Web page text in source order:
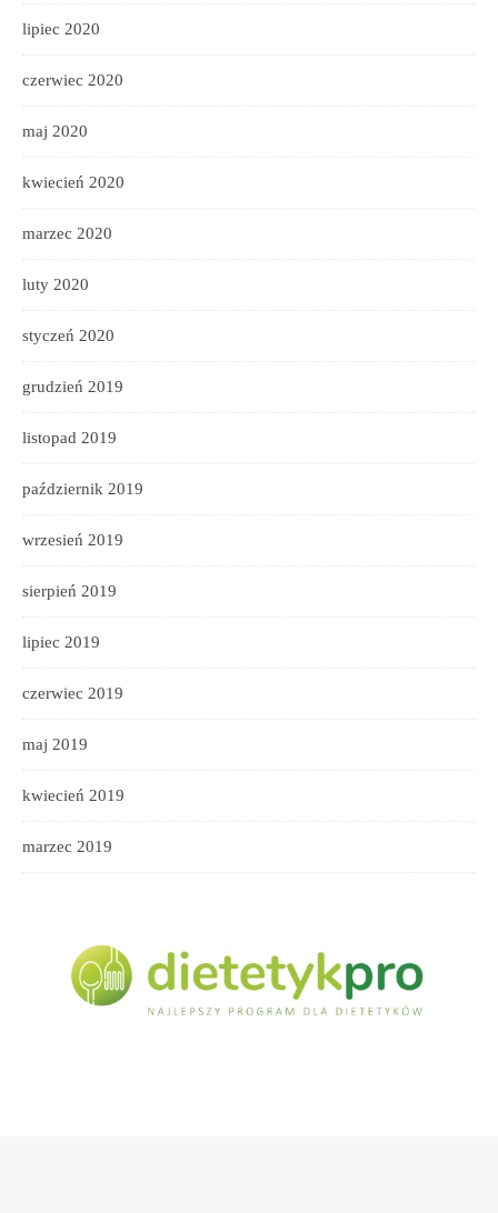
lipiec 2020
czerwiec 2020
maj 2020
kwiecień 2020
marzec 2020
luty 2020
styczeń 2020
grudzień 2019
listopad 2019
październik 2019
wrzesień 2019
sierpień 2019
lipiec 2019
czerwiec 2019
maj 2019
kwiecień 2019
marzec 2019